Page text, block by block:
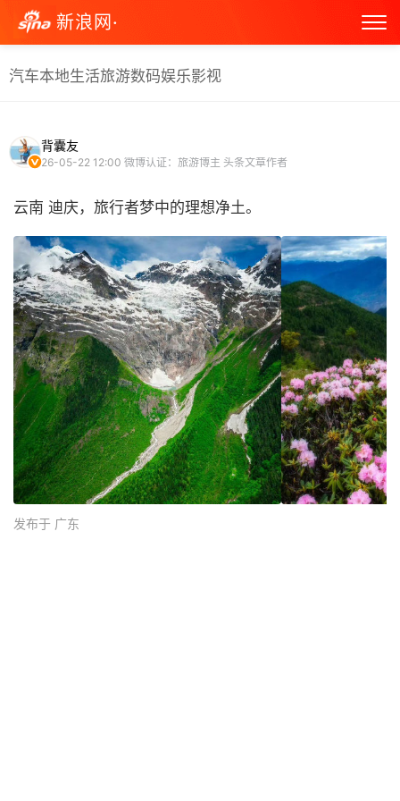
新浪网·
汽车本地生活旅游数码娱乐影视
背囊友
26-05-22 12:00 微博认证：旅游博主 头条文章作者
云南 迪庆，旅行者梦中的理想净土。 ​
发布于 广东